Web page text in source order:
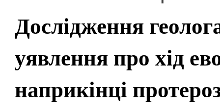
Дослідження
уявлення про хід
наприкінці